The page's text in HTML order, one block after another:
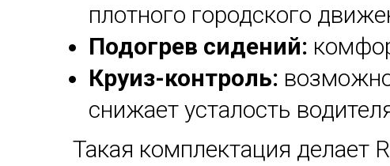
плотного городского
Подогрев сидений:
Круиз-контроль:
снижает усталость
Такая комплектация делает